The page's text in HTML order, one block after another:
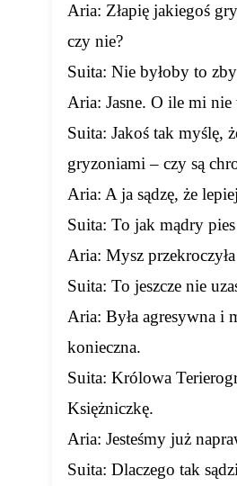
Aria: Złapię jakiegoś
czy nie?
Suita: Nie byłoby to
Aria: Jasne. O ile mi
Suita: Jakoś tak myślę,
gryzoniami – czy są
Aria: A ja sądzę, że
Suita: To jak mądry
Aria: Mysz
Suita: To jeszcze nie
Aria: Była agresywna i
konieczna.
Suita: Królowa
Księżniczkę.
Aria: Jesteśmy już
Suita: Dlaczego tak